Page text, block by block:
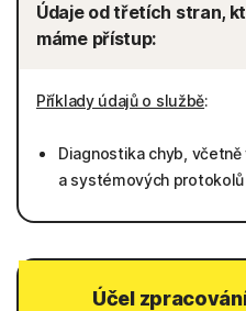
Údaje od třetích stran,
máme přístup:
Příklady údajů o službě:
Diagnostika chyb,
a systémových protokolů
Účel